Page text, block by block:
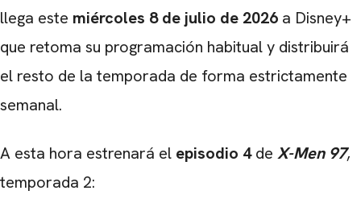
llega este miércoles 8 de julio de 2026 a Disney+
que retoma su programación habitual y distribuirá
el resto de la temporada de forma estrictamente
semanal.
A esta hora estrenará el episodio 4de X-Men 97,
temporada 2: